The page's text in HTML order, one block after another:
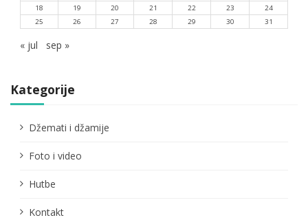
18
19 20 21 22 23
24
25
26 27 28 29 30 31
« jul sep »
Kategorije
Džemati i džamije
Foto i video
Hutbe
Kontakt